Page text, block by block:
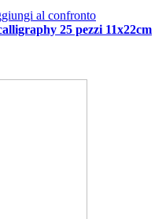
al confronto
25 pezzi 11x22cm